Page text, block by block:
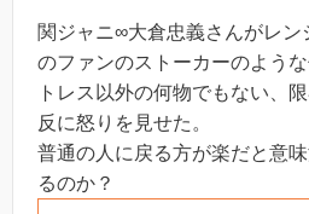
関ジャニ∞大倉忠義さんがレン
のファンのストーカーのよう
トレス以外の何物でもない、
反に怒りを見せた。
普通の人に戻る方が楽だと意
るのか？